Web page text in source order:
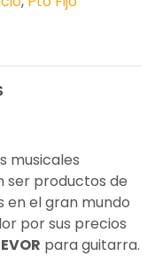
musicales
ser productos de
el gran mundo
por sus precios
para guitarra.